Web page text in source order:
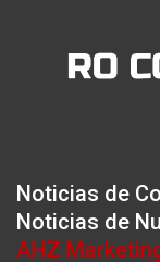
Noticias de
Noticias de
AHZ